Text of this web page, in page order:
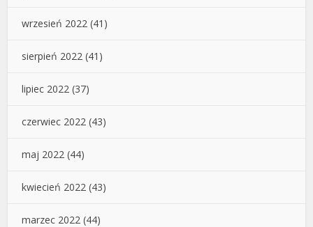
wrzesień 2022 (41)
sierpień 2022 (41)
lipiec 2022 (37)
czerwiec 2022 (43)
maj 2022 (44)
kwiecień 2022 (43)
marzec 2022 (44)